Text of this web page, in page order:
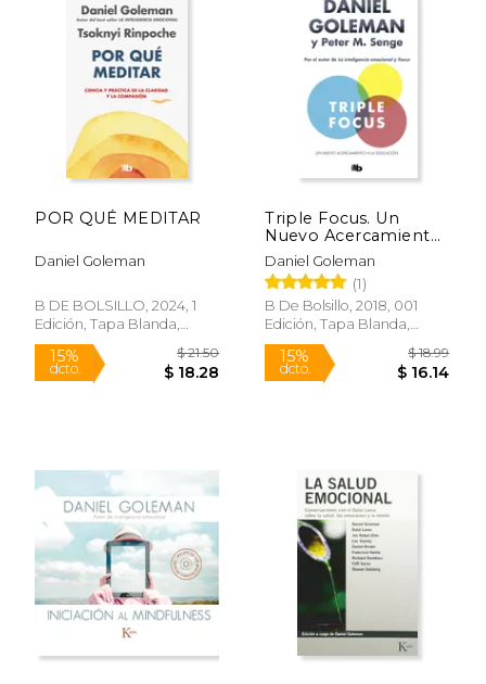
15%
dcto. $ 11.01
15%
dcto.
POR QUÉ MEDITAR
Daniel Goleman
B DE BOLSILLO, 2024, 1
Edición, Tapa Blanda,
Nuevo
Triple Focus. Un
Nuevo Acercamiento
a la Educación
Daniel Goleman
(1)
B De Bolsillo, 2018, 001
Edición, Tapa Blanda,
Nuevo